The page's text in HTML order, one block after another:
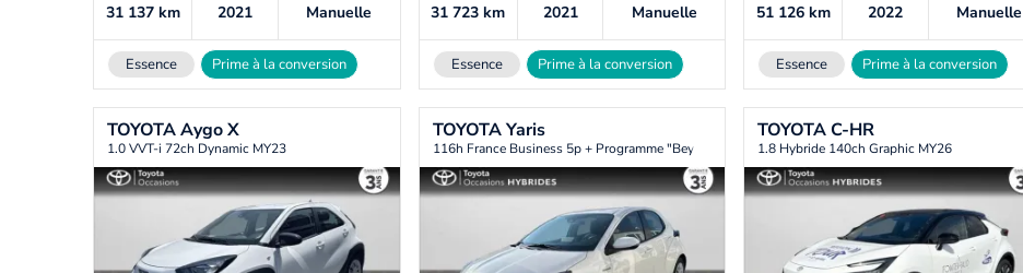
31 137 km 2021 Manuelle
Essence Prime à la conversion
31 723km 2021 Manuelle
Essence Prime à la conversion
51 126 km 2022 Manuelle
Essence Prime à la conversion
TOYOTAAygo X
1.0 VVT-i 72ch Dynamic MY23
TOYOTAYaris
116h France Business 5p + Programme "Beyond Zero Academy"
TOYOTAC-HR
1.8 Hybride 140ch Graphic MY26